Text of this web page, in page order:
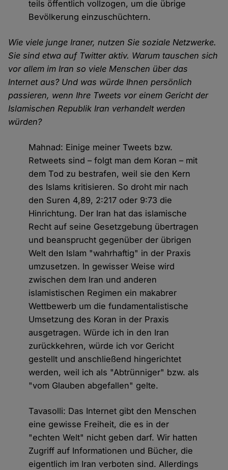
teils öffentlich vollzogen, um die übrige
Bevölkerung einzuschüchtern.
Wie viele junge Iraner, nutzen Sie soziale Netzwerke.
Sie sind etwa auf Twitter aktiv. Warum tauschen sich
vor allem im Iran so viele Menschen über das
Internet aus? Und was würde Ihnen persönlich
passieren, wenn Ihre Tweets vor einem Gericht der
Islamischen Republik Iran verhandelt werden
würden?
Mahnad: Einige meiner Tweets bzw.
Retweets sind – folgt man dem Koran – mit
dem Tod zu bestrafen, weil sie den Kern
des Islams kritisieren. So droht mir nach
den Suren 4,89, 2:217 oder 9:73 die
Hinrichtung. Der Iran hat das islamische
Recht auf seine Gesetzgebung übertragen
und beansprucht gegenüber der übrigen
Welt den Islam "wahrhaftig" in der Praxis
umzusetzen. In gewisser Weise wird
zwischen dem Iran und anderen
islamistischen Regimen ein makabrer
Wettbewerb um die fundamentalistische
Umsetzung des Koran in der Praxis
ausgetragen. Würde ich in den Iran
zurückkehren, würde ich vor Gericht
gestellt und anschließend hingerichtet
werden, weil ich als "Abtrünniger" bzw. als
"vom Glauben abgefallen" gelte.
Tavasolli: Das Internet gibt den Menschen
eine gewisse Freiheit, die es in der
"echten Welt" nicht geben darf. Wir hatten
Zugriff auf Informationen und Bücher, die
eigentlich im Iran verboten sind. Allerdings